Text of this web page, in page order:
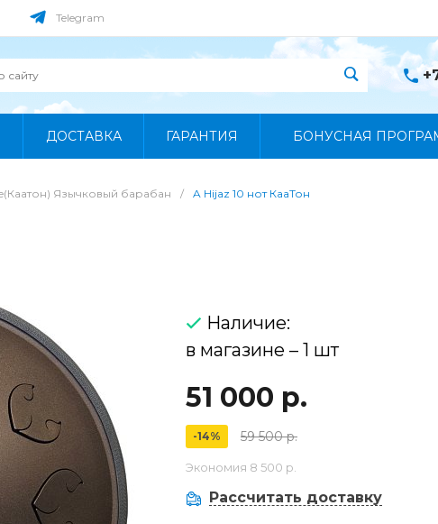
Telegram
ДОСТАВКА ГАРАНТИЯ БОНУСНАЯ
Язычковый барабан / A Hijaz 10 нот КааТон
Наличие:
в магазине – 1 шт
51 000 р.
-14% 59 500 р.
Экономия 8 500 р.
Рассчитать доставку